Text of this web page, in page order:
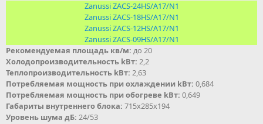
Zanussi ZACS-24HS/A17/N1
Zanussi ZACS-18HS/A17/N1
Zanussi ZACS-12HS/A17/N1
Zanussi ZACS-09HS/A17/N1
Рекомендуемая площадь кв/м: до 20
Холодопроизводительность kВт: 2,2
Теплопроизводительность kВт: 2,63
Потребляемая мощность при охлаждении kВт: 0,684
Потребляемая мощность при обогреве kВт: 0,649
Габариты внутреннего блока: 715х285х194
Уровень шума дБ: 24/53